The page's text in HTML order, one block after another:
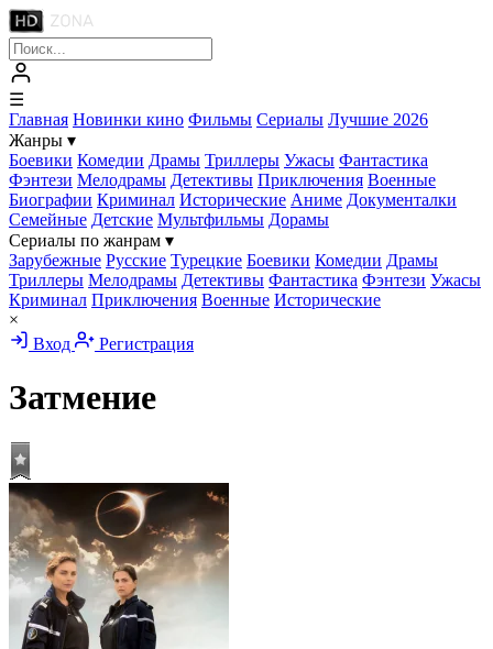
☰
Главная Новинки кино Фильмы Сериалы Лучшие 2026
Жанры ▾
Боевики Комедии Драмы Триллеры Ужасы Фантастика
Фэнтези Мелодрамы Детективы Приключения Военные
Биографии Криминал Исторические Аниме Документалки
Семейные Детские Мультфильмы Дорамы
Сериалы по жанрам ▾
Зарубежные Русские Турецкие Боевики Комедии Драмы
Триллеры Мелодрамы Детективы Фантастика Фэнтези Ужасы
Криминал Приключения Военные Исторические
×
Вход
Регистрация
Затмение